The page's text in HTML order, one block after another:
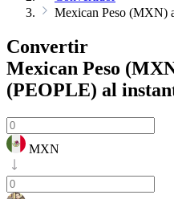
Mexican Peso (MXN)
Convertir
Mexican Peso
(PEOPLE) al
MXN